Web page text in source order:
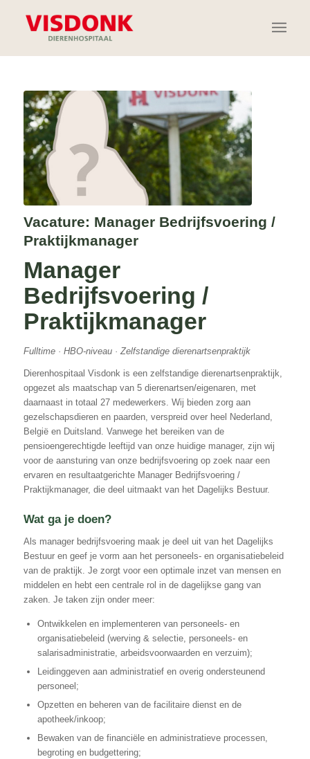
Vacature: Manager Bedrijfsvoering /
Praktijkmanager
Manager
Bedrijfsvoering /
Praktijkmanager
Fulltime · HBO-niveau · Zelfstandige dierenartsenpraktijk
Dierenhospitaal Visdonk is een zelfstandige dierenartsenpraktijk,
opgezet als maatschap van 5 dierenartsen/eigenaren, met
daarnaast in totaal 27 medewerkers. Wij bieden zorg aan
gezelschapsdieren en paarden, verspreid over heel Nederland,
België en Duitsland. Vanwege het bereiken van de
pensioengerechtigde leeftijd van onze huidige manager, zijn wij
voor de aansturing van onze bedrijfsvoering op zoek naar een
ervaren en resultaatgerichte Manager Bedrijfsvoering /
Praktijkmanager, die deel uitmaakt van het Dagelijks Bestuur.
Wat ga je doen?
Als manager bedrijfsvoering maak je deel uit van het Dagelijks
Bestuur en geef je vorm aan het personeels- en organisatiebeleid
van de praktijk. Je zorgt voor een optimale inzet van mensen en
middelen en hebt een centrale rol in de dagelijkse gang van
zaken. Je taken zijn onder meer:
Ontwikkelen en implementeren van personeels- en
organisatiebeleid (werving & selectie, personeels- en
salarisadministratie, arbeidsvoorwaarden en verzuim);
Leidinggeven aan administratief en overig ondersteunend
personeel;
Opzetten en beheren van de facilitaire dienst en de
apotheek/inkoop;
Bewaken van de financiële en administratieve processen,
begroting en budgettering;